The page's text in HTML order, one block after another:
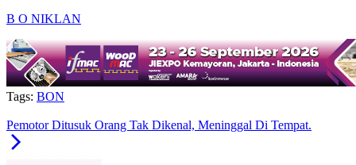
B O NIKLAN
Tags: BON
Pemotor Ditusuk Orang Tak Dikenal, Meninggal Di Tempat.